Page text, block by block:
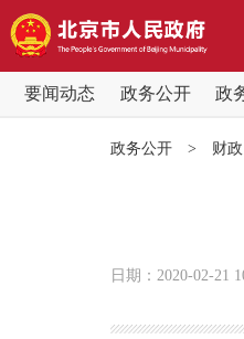
要闻动态 政务公开 政
政务公开 > 财政
日期：2020-02-21